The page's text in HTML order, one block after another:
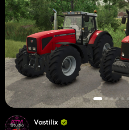
Vastilix